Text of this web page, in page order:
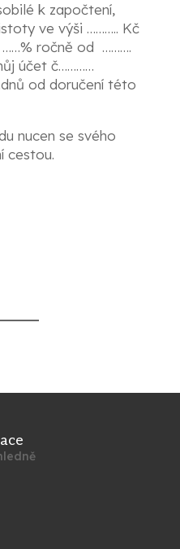
k započtení,
ve výši ……….. Kč
……% ročně od ……….
účet č…………
od doručení této
nucen se svého
cestou.